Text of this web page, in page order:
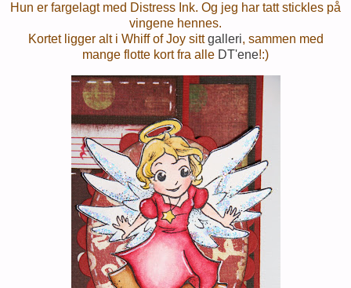
Hun er fargelagt med Distress Ink. Og jeg har tatt stickles på
vingene hennes.
Kortet ligger alt i Whiff of Joy sittgalleri, sammen med
mange flotte kort fra alle DT'ene!:)